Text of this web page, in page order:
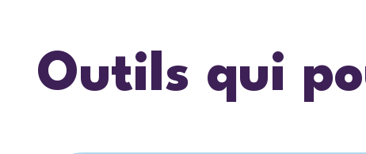
Outils qui